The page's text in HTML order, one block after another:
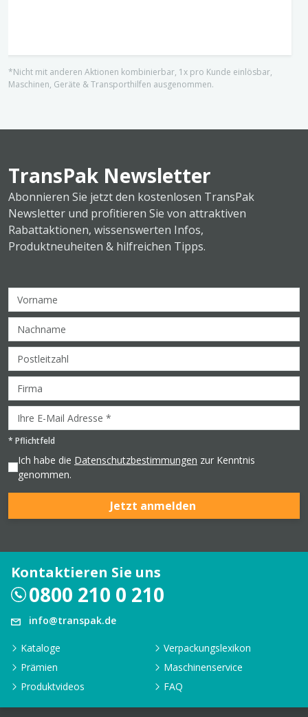
*Nicht mit anderen Aktionen kombinierbar, 1x pro Kunde einlösbar,
Maschinen, Geräte & Transporthilfen ausgenommen.
TransPak Newsletter
Abonnieren Sie jetzt den kostenlosen TransPak
Newsletter und profitieren Sie von attraktiven
Rabattaktionen, wissenswerten Infos,
Produktneuheiten & hilfreichen Tipps.
* Pflichtfeld
Ich habe die Datenschutzbestimmungen zur Kenntnis
genommen.
Jetzt anmelden
Kontaktieren Sie uns
0800 210 0 210
info@transpak.de
Kataloge
Verpackungslexikon
Prämien
Maschinenservice
Produktvideos
FAQ